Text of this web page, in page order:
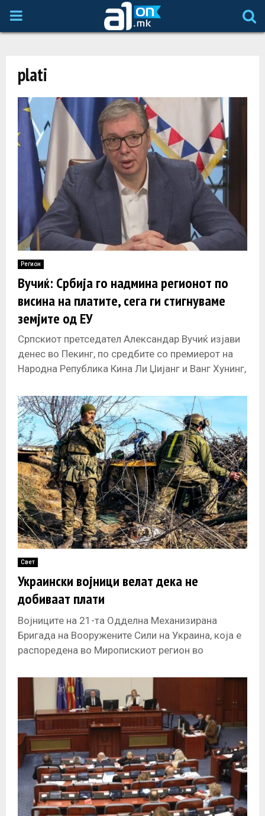
P
M
A
Y
M
E
N
U
plati
Регион
Вучиќ: Србија го надмина регионот по
висина на платите, сега ги стигнуваме
земјите од ЕУ
Српскиот претседател Александар Вучиќ изјави
денес во Пекинг, по средбите со премиерот на
Народна Република Кина Ли Џијанг и Ванг Хунинг,
Свет
Украински војници велат дека не
добиваат плати
Војниците на 21-та Одделна Механизирана
Бригада на Вооружените Сили на Украина, која е
распоредена во Миропискиот регион во